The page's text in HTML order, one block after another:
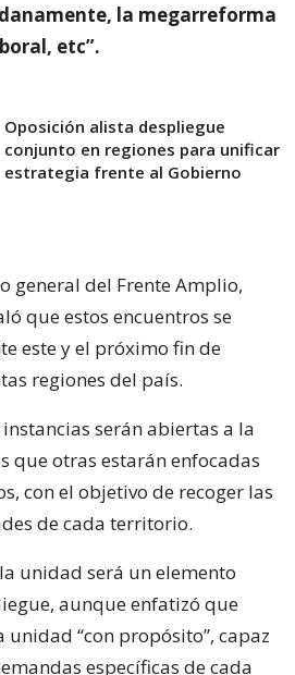
la megarreforma
etc”.
Oposición alista despliegue
conjunto en regiones para unificar
estrategia frente al Gobierno
general del Frente Amplio,
que estos encuentros se
este y el próximo fin de
regiones del país.
serán abiertas a la
que otras estarán enfocadas
con el objetivo de recoger las
de cada territorio.
unidad será un elemento
aunque enfatizó que
“con propósito”, capaz
específicas de cada